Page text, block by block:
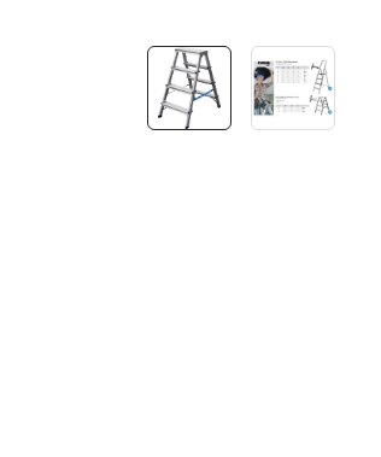
Снегоуборочные машины
Культиваторы (мотоблоки)
Газонокосилки